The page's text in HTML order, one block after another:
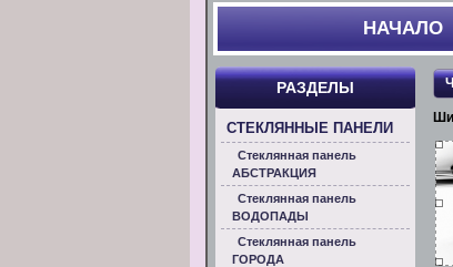
НАЧАЛO
РАЗДЕЛЫ
СТЕКЛЯННЫЕ ПАНЕЛИ
Стеклянная панель
АБСТРАКЦИЯ
Стеклянная панель
ВОДОПАДЫ
Стеклянная панель
ГОРОДА